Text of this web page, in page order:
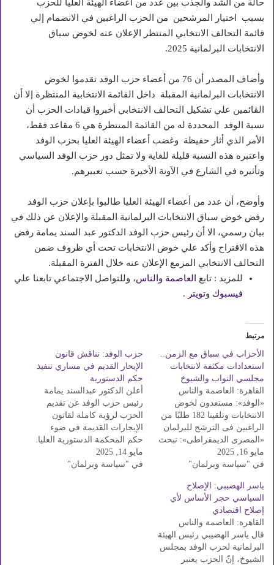
حالة من الشد والجذب بين عدد من أعضاء الهيئة العليا للحزب
بسبب اختيار المرشحين من الحزب الراغبين في الانضمام إلي
قائمة التحالف الانتخابي المنتظر الإعلان عنه لخوض سباق
الانتخابات البرلمانية 2025.
وأضاف المصدر أن 76 من أعضاء حزب الوفد تقدموا لخوض
الانتخابات البرلمانية المقبلة داخل القائمة الانتخابية المنتظرة إلا أن
القائمين علي تشكيل التحالف الانتخابي أخبروا قيادات الحزب أن
نسبة الوفد المحددة له من القائمة المنتظرة هي 6 مقاعد فقط،
الأمر الذي أثار حفيظة وغضب أعضاء الهيئة العليا بحزب الوفد
واعتبره هذه النسبة قليلة للغاية ولا تمثل دور حزب الوفد السياسي
وتأثيره في الشارع في الآونة الأخيرة حسب تعبيرهم.
وأوضح، أن عدد من أعضاء الهيئة العليا طالبوا بإعلان حزب الوفد
رفض خوض سباق الانتخابات البرلمانية المقبلة والإعلان عن ذلك في
بيان رسمي، الا أن رئيس حزب الوفد الدكتور عبد السند يمامة رفض
هذه الاقتراح وأكد علي خوض الانتخابات تحت أي ظروف ضمن
التحالف الانتخابي المزمع الإعلان عنه خلال الفترة المقبلة.
للمزيد : تابع
العاصمة والناس، وللتواصل الاجتماعي تابعنا علي
فيسبوك وتويتر .
مرتبط
الأحزاب في سباق مع الزمن..
استعدادات مكثفة لانتخابات
مجلسي النواب والشيوخ
القاهرة: العاصمة والناس
«الوفد»: مستعدون لخوض
الانتخابات وتلقينا 182 طلبًا من
الراغبين فى الترشح للبرلمان
«المصرى الديمقراطى»: نبحث
التحالفات الحزبية ووضع معايير
محددة للراغبين فى الترشح
صارمة لاختيار مرشحينا
والكلمة للمواطن تكثف عدد
من الأحزاب السياسية تحركاتها
خلال الفترة الحالية، استعدادًا
لخوض انتخابات مجلسى النواب
والشيوخ المقررة…
مايو 16, 2025
في "سياسة وبرلمان"
حزب الوفد: نناقش قانون
الإيحار القديم في مساري تنفيذ
حكم الدستورية
أعلن الدكتور عبدالسند يمامة
رئيس حزب الوفد عن تقديم
الحزب لرؤية كاملة لقانون
الإيجارات القديمة في ضوء
حكم المحكمة الدستورية العليا.
قال الدكتور عبد السند يمامة،
رئيس حزب الوفد، إن الجلسة
مايو 14, 2025
في "سياسة وبرلمان"
ياسر الهضيبي: الإصلاح
السياسي حجر الأساس لأي
إصلاح اقتصادي
القاهرة: العاصمة والناس
قال ياسر الهضيبي رئيس الهيئة
البرلمانية لحزب الوفد بمجلس
الشيوخ، إنّ الحزب يعتبر